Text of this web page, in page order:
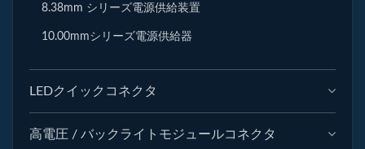
8.38mm シリーズ電源供給装置
10.00mmシリーズ電源供給器
LEDクイックコネクタ
高電圧 / バックライトモジュールコネクタ